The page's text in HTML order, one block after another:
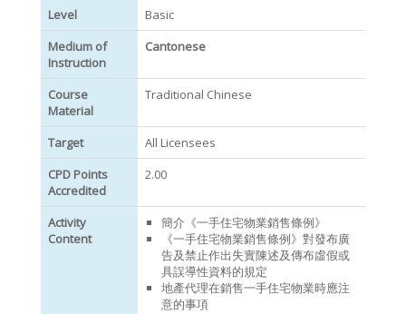
Level
Basic
Medium of
Instruction
Cantonese
Course
Material
Traditional Chinese
Target
All Licensees
CPD Points
Accredited
2.00
Activity
Content
簡介《一手住宅物業銷售條例》
《一手住宅物業銷售條例》對發布廣
告及禁止作出失實陳述及傳布虛假或
具誤導性資料的規定
地產代理在銷售一手住宅物業時應注
意的事項